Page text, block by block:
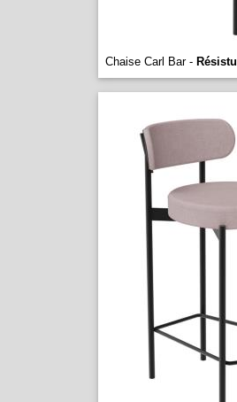
Chaise Carl Bar -